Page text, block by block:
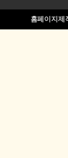
홈페이지제